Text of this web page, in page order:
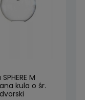
M
kula o śr.